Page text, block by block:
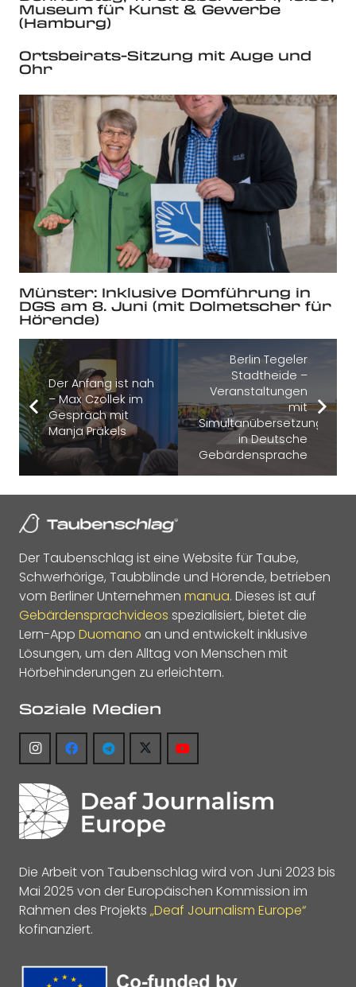
Museum für Kunst & Gewerbe
(Hamburg)
Ortsbeirats-Sitzung mit Auge und
Ohr
Münster: Inklusive Domführung in
DGS am 8. Juni (mit Dolmetscher für
Hörende)
Der Anfang ist nah
– Max Czollek im
Gespräch mit
Manja Präkels
Berlin Tegeler
Stadtheide –
Veranstaltungen
mit
Simultanübersetzung
in Deutsche
Gebärdensprache
Der Taubenschlag ist eine Website für Taube,
Schwerhörige, Taubblinde und Hörende, betrieben
vom Berliner Unternehmen manua. Dieses ist auf
Gebärdensprachvideos spezialisiert, bietet die
Lern-App Duomano an und entwickelt inklusive
Lösungen, um den Alltag von Menschen mit
Hörbehinderungen zu erleichtern.
Soziale Medien
Die Arbeit von Taubenschlag wird von Juni 2023 bis
Mai 2025 von der Europäischen Kommission im
Rahmen des Projekts „Deaf Journalism Europe“
kofinanziert.